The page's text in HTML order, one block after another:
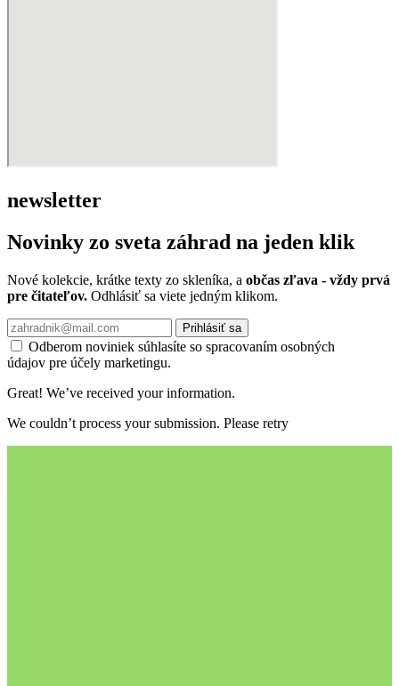
newsletter
Novinky zo sveta záhrad na jeden klik
Nové kolekcie, krátke texty zo skleníka, a občas zľava - vždy prvá
pre čitateľov. Odhlásiť sa viete jedným klikom.
Prihlásiť sa
Odberom noviniek súhlasíte so spracovaním osobných
údajov pre účely marketingu.
Great! We’ve received your information.
We couldn’t process your submission. Please retry